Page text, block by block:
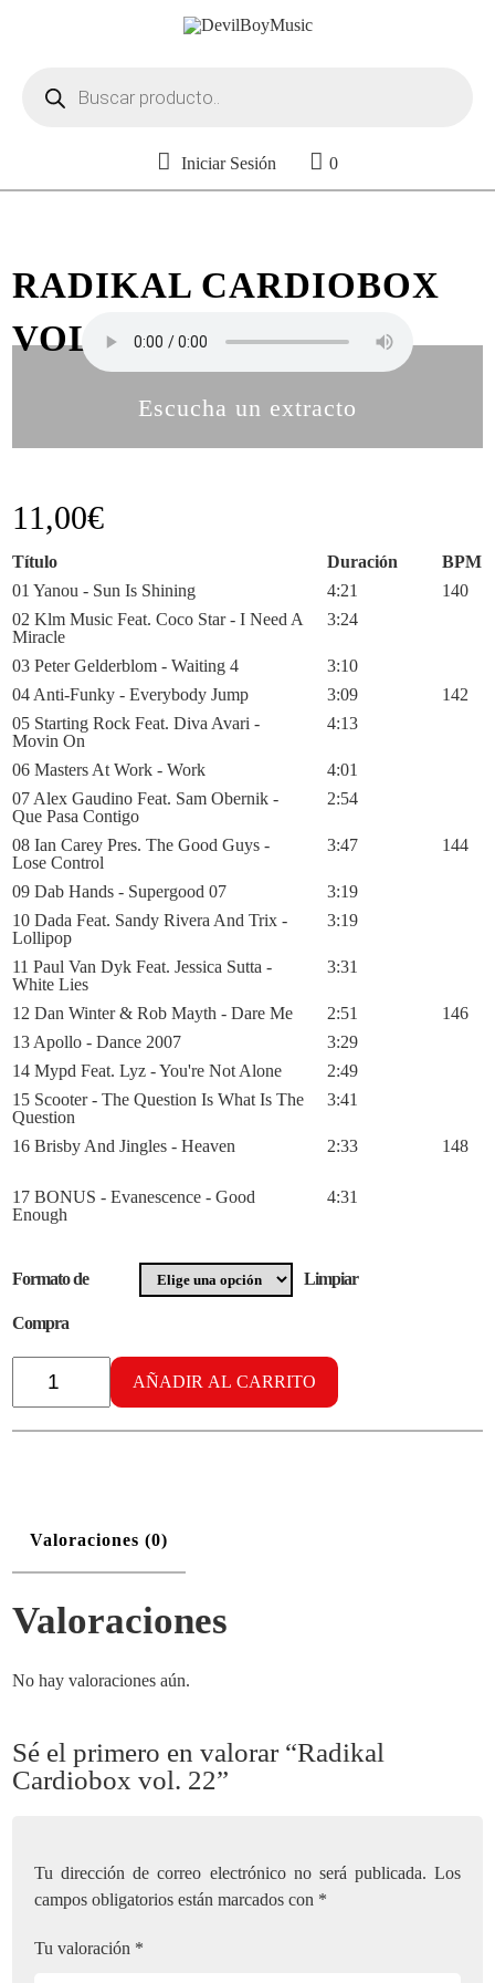
productos
Iniciar Sesión 0
RADIKAL CARDIOBOX
VOL. 22
Escucha un extracto
11,00€
Título Duración
BPM
01 Yanou - Sun Is Shining
4:21
140
02 Klm Music Feat. Coco Star - I Need A
Miracle
3:24
03 Peter Gelderblom - Waiting 4
3:10
04 Anti-Funky - Everybody Jump
3:09
142
05 Starting Rock Feat. Diva Avari -
Movin On
4:13
06 Masters At Work - Work
4:01
07 Alex Gaudino Feat. Sam Obernik -
Que Pasa Contigo
2:54
08 Ian Carey Pres. The Good Guys -
Lose Control
3:47 144
09 Dab Hands - Supergood 07
3:19
10 Dada Feat. Sandy Rivera And Trix -
Lollipop
3:19
11 Paul Van Dyk Feat. Jessica Sutta -
White Lies
3:31
12 Dan Winter & Rob Mayth - Dare Me 2:51
146
13 Apollo - Dance 2007
3:29
14 Mypd Feat. Lyz - You're Not Alone
2:49
15 Scooter - The Question Is What Is The
Question
3:41
16 Brisby And Jingles - Heaven 2:33 148
17 BONUS - Evanescence - Good
Enough
4:31
Formato de
Compra
Limpiar
Radikal
Cardiobox
cantidad
AÑADIR AL CARRITO
Valoraciones (0)
Valoraciones
No hay valoraciones aún.
Sé el primero en valorar “Radikal
Cardiobox vol. 22”
Tu dirección de correo electrónico no será publicada. Los
campos obligatorios están marcados con *
Tu valoración *